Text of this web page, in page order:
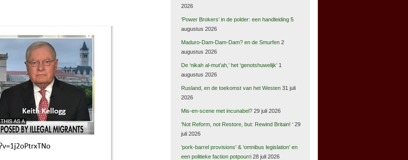
2026
‘Power Brokers’ in de polder: een handleiding 5
augustus 2026
Maduro-Dam-Dam-Dam? en de Smurfen 2
augustus 2026
De ‘nikah al-mut’ah,’ het ‘genotshuwelijk’ 1
augustus 2026
Rusland, en de toekomst van het Westen 31 juli
2026
Mis-en-scene met incunabel? 29 juli 2026
‘Not Reform, not Restore, but: Rewind Britain! ‘ 29
juli 2026
‘pork-barrel provisions’ & ‘omnibus legislation’ en
een politieke faction potpourri 28 juli 2026